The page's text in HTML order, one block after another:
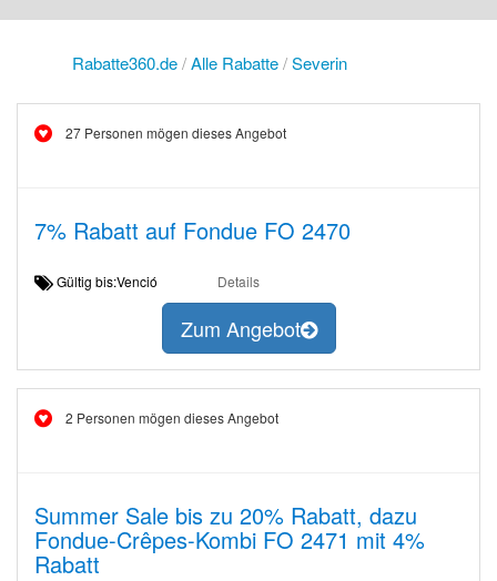
Rabatte360.de/Alle Rabatte/Severin
27 Personen mögen dieses Angebot
7% Rabatt auf Fondue FO 2470
Gültig bis:Venció Details
Zum Angebot
2 Personen mögen dieses Angebot
Summer Sale bis zu 20% Rabatt, dazu
Fondue-Crêpes-Kombi FO 2471 mit 4%
Rabatt